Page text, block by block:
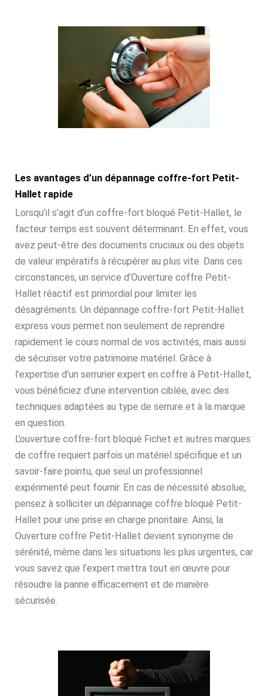
Les avantages d’un dépannage coffre-fort Petit-
Hallet rapide
Lorsqu’il s’agit d’un coffre-fort bloqué Petit-Hallet, le
facteur temps est souvent déterminant. En effet, vous
avez peut-être des documents cruciaux ou des objets
de valeur impératifs à récupérer au plus vite. Dans ces
circonstances, un service d’Ouverture coffre Petit-
Hallet réactif est primordial pour limiter les
désagréments. Un dépannage coffre-fort Petit-Hallet
express vous permet non seulement de reprendre
rapidement le cours normal de vos activités, mais aussi
de sécuriser votre patrimoine matériel. Grâce à
l’expertise d’un serrurier expert en coffre à Petit-Hallet,
vous bénéficiez d’une intervention ciblée, avec des
techniques adaptées au type de serrure et à la marque
en question.
L’ouverture coffre-fort bloqué Fichet et autres marques
de coffre requiert parfois un matériel spécifique et un
savoir-faire pointu, que seul un professionnel
expérimenté peut fournir. En cas de nécessité absolue,
pensez à solliciter un dépannage coffre bloqué Petit-
Hallet pour une prise en charge prioritaire. Ainsi, la
Ouverture coffre Petit-Hallet devient synonyme de
sérénité, même dans les situations les plus urgentes, car
vous savez que l’expert mettra tout en œuvre pour
résoudre la panne efficacement et de manière
sécurisée.